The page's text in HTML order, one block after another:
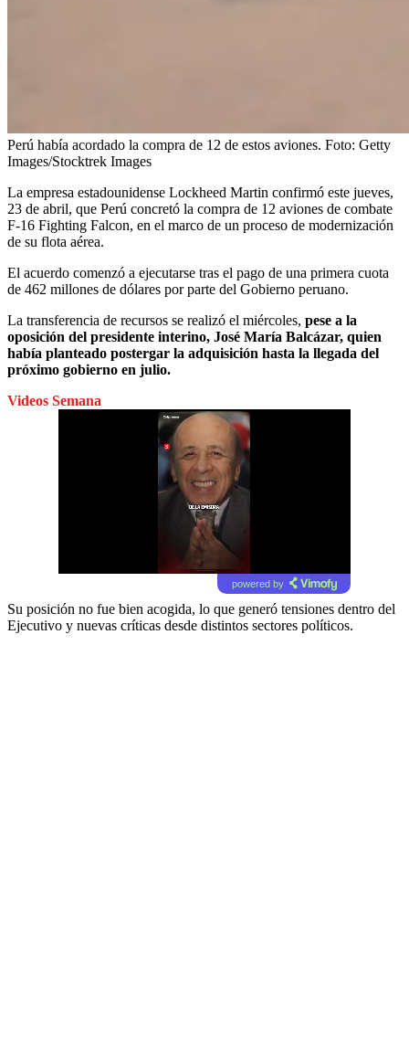
Perú había acordado la compra de 12 de estos aviones. Foto: Getty
Images/Stocktrek Images
La empresa estadounidense Lockheed Martin confirmó este jueves,
23 de abril, que Perú concretó la compra de 12 aviones de combate
F-16 Fighting Falcon, en el marco de un proceso de modernización
de su flota aérea.
El acuerdo comenzó a ejecutarse tras el pago de una primera cuota
de 462 millones de dólares por parte del Gobierno peruano.
La transferencia de recursos se realizó el miércoles, pese a la
oposición del presidente interino, José María Balcázar, quien
había planteado postergar la adquisición hasta la llegada del
próximo gobierno en julio.
Videos Semana
powered by
Su posición no fue bien acogida, lo que generó tensiones dentro del
Ejecutivo y nuevas críticas desde distintos sectores políticos.